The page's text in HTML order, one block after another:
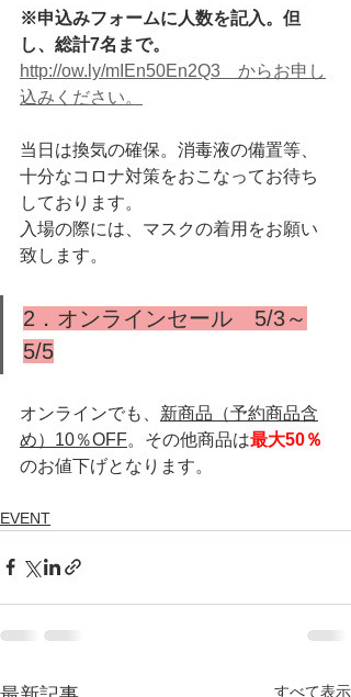
※申込みフォームに人数を記入。但
し、総計7名まで。
http://ow.ly/mIEn50En2Q3　からお申し
込みください。
当日は換気の確保。消毒液の備置等、
十分なコロナ対策をおこなってお待ち
しております。
入場の際には、マスクの着用をお願い
致します。
2．オンラインセール　5/3～
5/5
オンラインでも、 新商品（予約商品含
め）10％OFF。その他商品は最大50％
のお値下げとなります。
EVENT
すべて表示